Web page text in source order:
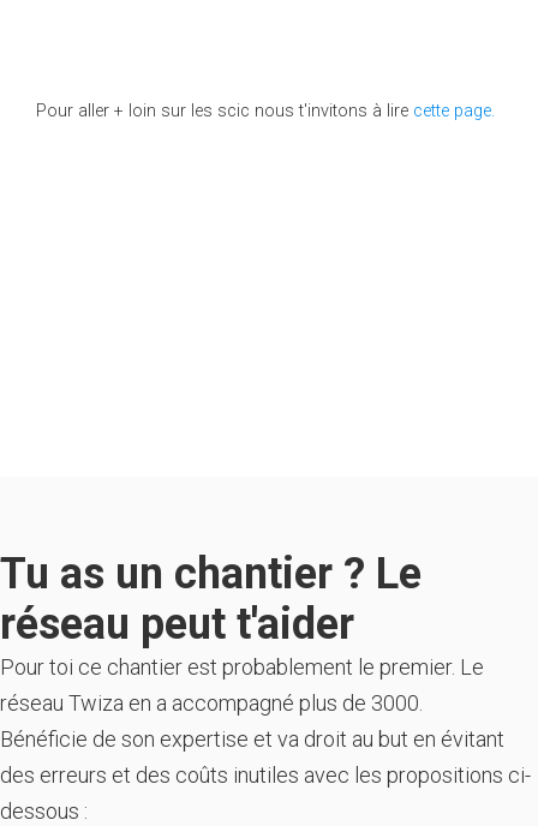
Pour aller + loin sur les scic nous t'invitons à lire cette page.
Tu as un chantier ? Le
réseau peut t'aider
Pour toi ce chantier est probablement le premier. Le
réseau Twiza en a accompagné plus de 3000.
Bénéficie de son expertise et va droit au but en évitant
des erreurs et des coûts inutiles avec les propositions ci-
dessous :